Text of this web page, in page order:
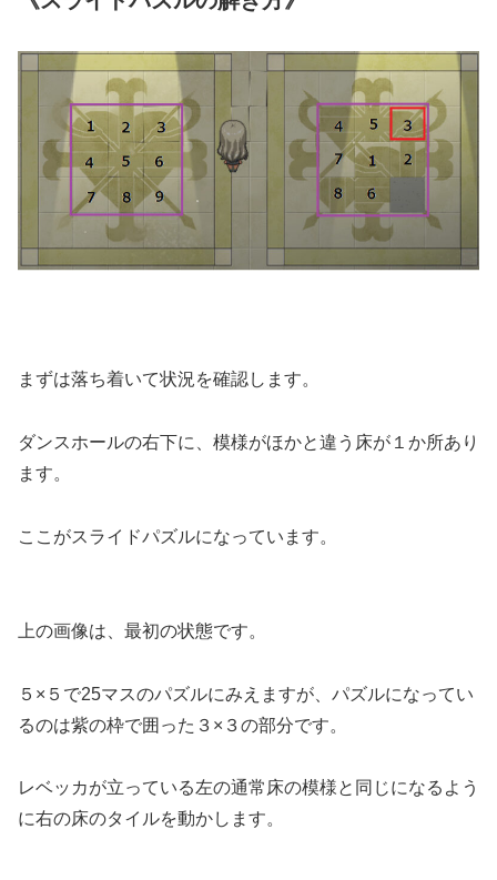
まずは落ち着いて状況を確認します。
ダンスホールの右下に、模様がほかと違う床が１か所あり
ます。
ここがスライドパズルになっています。
上の画像は、最初の状態です。
５×５で25マスのパズルにみえますが、パズルになってい
るのは紫の枠で囲った３×３の部分です。
レベッカが立っている左の通常床の模様と同じになるよう
に右の床のタイルを動かします。